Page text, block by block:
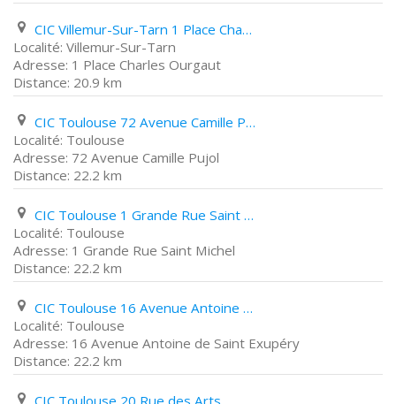
CIC Villemur-Sur-Tarn 1 Place Charles Ourgaut
Villemur-Sur-Tarn
1 Place Charles Ourgaut
20.9 km
CIC Toulouse 72 Avenue Camille Pujol
Toulouse
72 Avenue Camille Pujol
22.2 km
CIC Toulouse 1 Grande Rue Saint Michel
Toulouse
1 Grande Rue Saint Michel
22.2 km
CIC Toulouse 16 Avenue Antoine de Saint Exupéry
Toulouse
16 Avenue Antoine de Saint Exupéry
22.2 km
CIC Toulouse 20 Rue des Arts